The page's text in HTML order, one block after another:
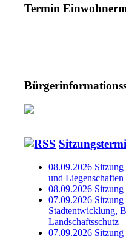
Termin
08.09.2026 Sitzung
und Liegenschaften
08.09.2026 Sitzung
07.09.2026 Sitzung
Stadtentwicklung,
Landschaftsschutz
07.09.2026 Sitzung